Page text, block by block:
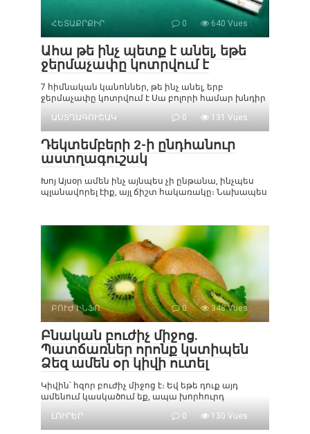
ՀԵՏԱՔՐՔԻՐ 0 640 Vues :
Ահա թե ինչ պետք է անել, եթե
ջերմաչափը կոտրվում է
7 հիմնական կանոններ, թե ինչ անել, երբ
ջերմաչափը կոտրվում է Սա բոլորի համար խնդիր
ԱՍՏՂԱԳՈՒՇԱԿ
0 131 Vues :
Դեկտեմբերի 2-ի ընդհանուր
աստղագուշակ
Խոյ Այսօր ամեն ինչ այնպես չի ընթանա, ինչպես
պլանավորել էիք, այլ ճիշտ հակառակը։ Նախապես
ԲՈՒԺ ԻՆՖՈ 0 348 Vues :
Բնական բուժիչ միջոց.
Պատճառներ որոնք կստիպեն
Ձեզ ամեն օր կիվի ուտել
Կիվին՝ հզոր բուժիչ միջոց է։ Եվ եթե դուք այդ
ամենում կասկածում եք, ապա խորհուրդ
ԼՈՒՐԵՐ
0 130 Vues :